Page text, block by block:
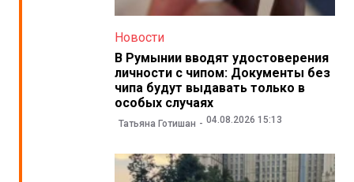
Новости
В Румынии вводят удостоверения
личности с чипом: Документы без
чипа будут выдавать только в
особых случаях
Татьяна Готишан 04.08.2026 15:13